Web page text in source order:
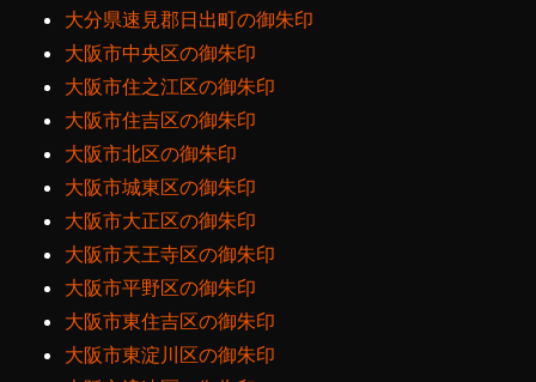
大分県速見郡日出町の御朱印
大阪市中央区の御朱印
大阪市住之江区の御朱印
大阪市住吉区の御朱印
大阪市北区の御朱印
大阪市城東区の御朱印
大阪市大正区の御朱印
大阪市天王寺区の御朱印
大阪市平野区の御朱印
大阪市東住吉区の御朱印
大阪市東淀川区の御朱印